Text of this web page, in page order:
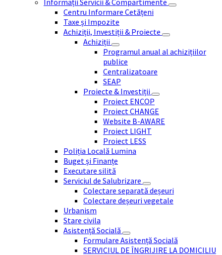
Informații Servicii & Compartimente
Centru Informare Cetățeni
Taxe și Impozite
Achiziții, Investiții & Proiecte
Achiziții
Programul anual al achizițiilor
publice
Centralizatoare
SEAP
Proiecte & Investiții
Proiect ENCOP
Proiect CHANGE
Website B-AWARE
Proiect LIGHT
Proiect LESS
Poliția Locală Lumina
Buget și Finanțe
Executare silită
Serviciul de Salubrizare
Colectare separată deșeuri
Colectare deșeuri vegetale
Urbanism
Stare civila
Asistență Socială
Formulare Asistență Socială
SERVICIUL DE ÎNGRIJIRE LA DOMICILIU